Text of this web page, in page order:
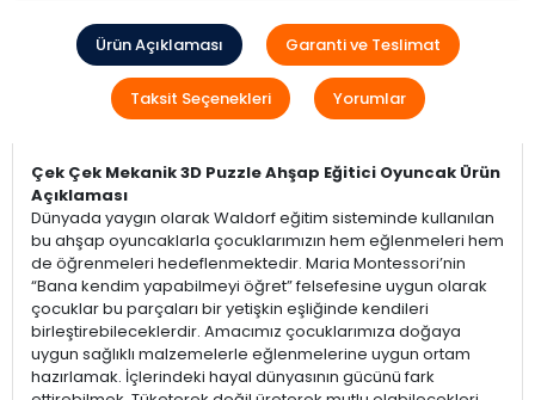
Ürün Açıklaması Garanti ve Teslimat
Taksit Seçenekleri Yorumlar
Çek Çek Mekanik 3D Puzzle Ahşap Eğitici Oyuncak Ürün
Açıklaması
Dünyada yaygın olarak Waldorf eğitim sisteminde kullanılan
bu ahşap oyuncaklarla çocuklarımızın hem eğlenmeleri hem
de öğrenmeleri hedeflenmektedir. Maria Montessori’nin
“Bana kendim yapabilmeyi öğret” felsefesine uygun olarak
çocuklar bu parçaları bir yetişkin eşliğinde kendileri
birleştirebileceklerdir. Amacımız çocuklarımıza doğaya
uygun sağlıklı malzemelerle eğlenmelerine uygun ortam
hazırlamak. İçlerindeki hayal dünyasının gücünü fark